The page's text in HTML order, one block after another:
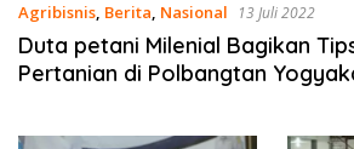
Agribisnis, Berita, Nasional 13 Juli 2022
Duta petani Milenial Bagikan
Pertanian di Polbangtan